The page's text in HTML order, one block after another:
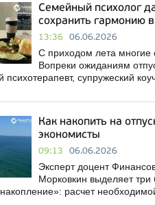
Семейный психолог
сохранить гармонию
13:36 06.06.2026
С приходом лета многие
Вопреки ожиданиям
супружеский
Как накопить на
экономисты
09:13 06.06.2026
Эксперт доцент
Морковкин выделяет три
расчет